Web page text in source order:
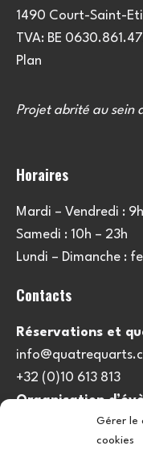
Gérer le
cookies
1490 Court-Saint-
TVA: BE
Plan
Projet abrité au sein
Horaires
Mardi – Vendredi :
Samedi : 10h – 23h
Lundi – Dimanche :
Contacts
Réservations et
+32 (0)10 613 813
Organisation